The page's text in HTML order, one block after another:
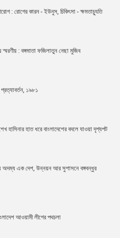
: রোগের কারন - ইউনুস, চিকিৎসা - ক্ষমতাচ্যুতি
: বঙ্গমাতা ফজিলাতুন নেছা মুজিব
১৯৮১
হাসিনার হাত ধরে বাংলাদেশের বদলে যাওয়া দৃশ্যপট
অদম্য এক দেশ, উন্নয়ন আর সুশাসনে বঙ্গবন্ধুর
আওয়ামী লীগের পথচলা